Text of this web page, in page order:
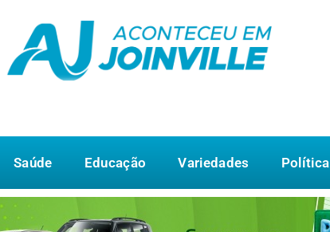
Saúde Educação Variedades Política